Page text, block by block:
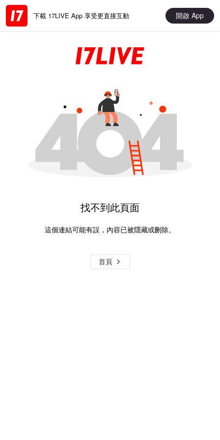
下載 17LIVE App 享受更直接互動 開啟 App
找不到此頁面
這個連結可能有誤，內容已被隱藏或刪除。
首頁